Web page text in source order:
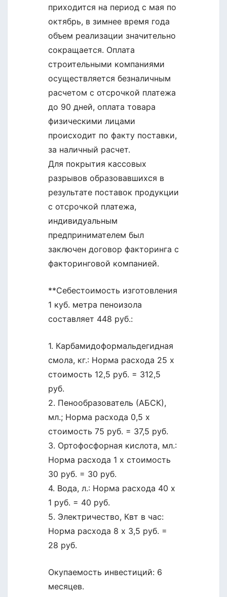
приходится на период с мая по
октябрь, в зимнее время года
объем реализации значительно
сокращается. Оплата
строительными компаниями
осуществляется безналичным
расчетом с отсрочкой платежа
до 90 дней, оплата товара
физическими лицами
происходит по факту поставки,
за наличный расчет.
Для покрытия кассовых
разрывов образовавшихся в
результате поставок продукции
с отсрочкой платежа,
индивидуальным
предпринимателем был
заключен договор факторинга с
факторинговой компанией.
**Себестоимость изготовления
1 куб. метра пеноизола
составляет 448 руб.:
1. Карбамидоформальдегидная
смола, кг.: Норма расхода 25 х
стоимость 12,5 руб. = 312,5
руб.
2. Пенообразователь (АБСК),
мл.; Норма расхода 0,5 х
стоимость 75 руб. = 37,5 руб.
3. Ортофосфорная кислота, мл.:
Норма расхода 1 х стоимость
30 руб. = 30 руб.
4. Вода, л.: Норма расхода 40 х
1 руб. = 40 руб.
5. Электричество, Квт в час:
Норма расхода 8 х 3,5 руб. =
28 руб.
Окупаемость инвестиций: 6
месяцев.